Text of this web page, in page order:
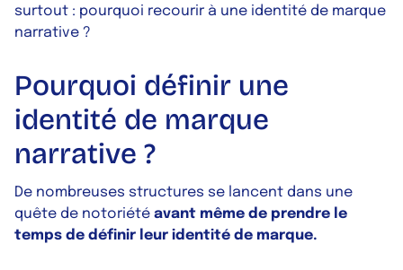
surtout : pourquoi recourir à une identité de marque
narrative ?
Pourquoi définir une
identité de marque
narrative ?
De nombreuses structures se lancent dans une
quête de notoriété avant même de prendre le
temps de définir leur identité de marque.